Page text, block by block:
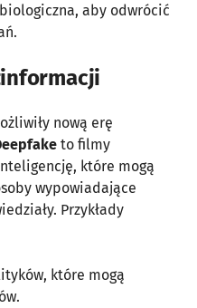
aby odwrócić
nową erę
to filmy
które mogą
wypowiadające
Przykłady
które mogą